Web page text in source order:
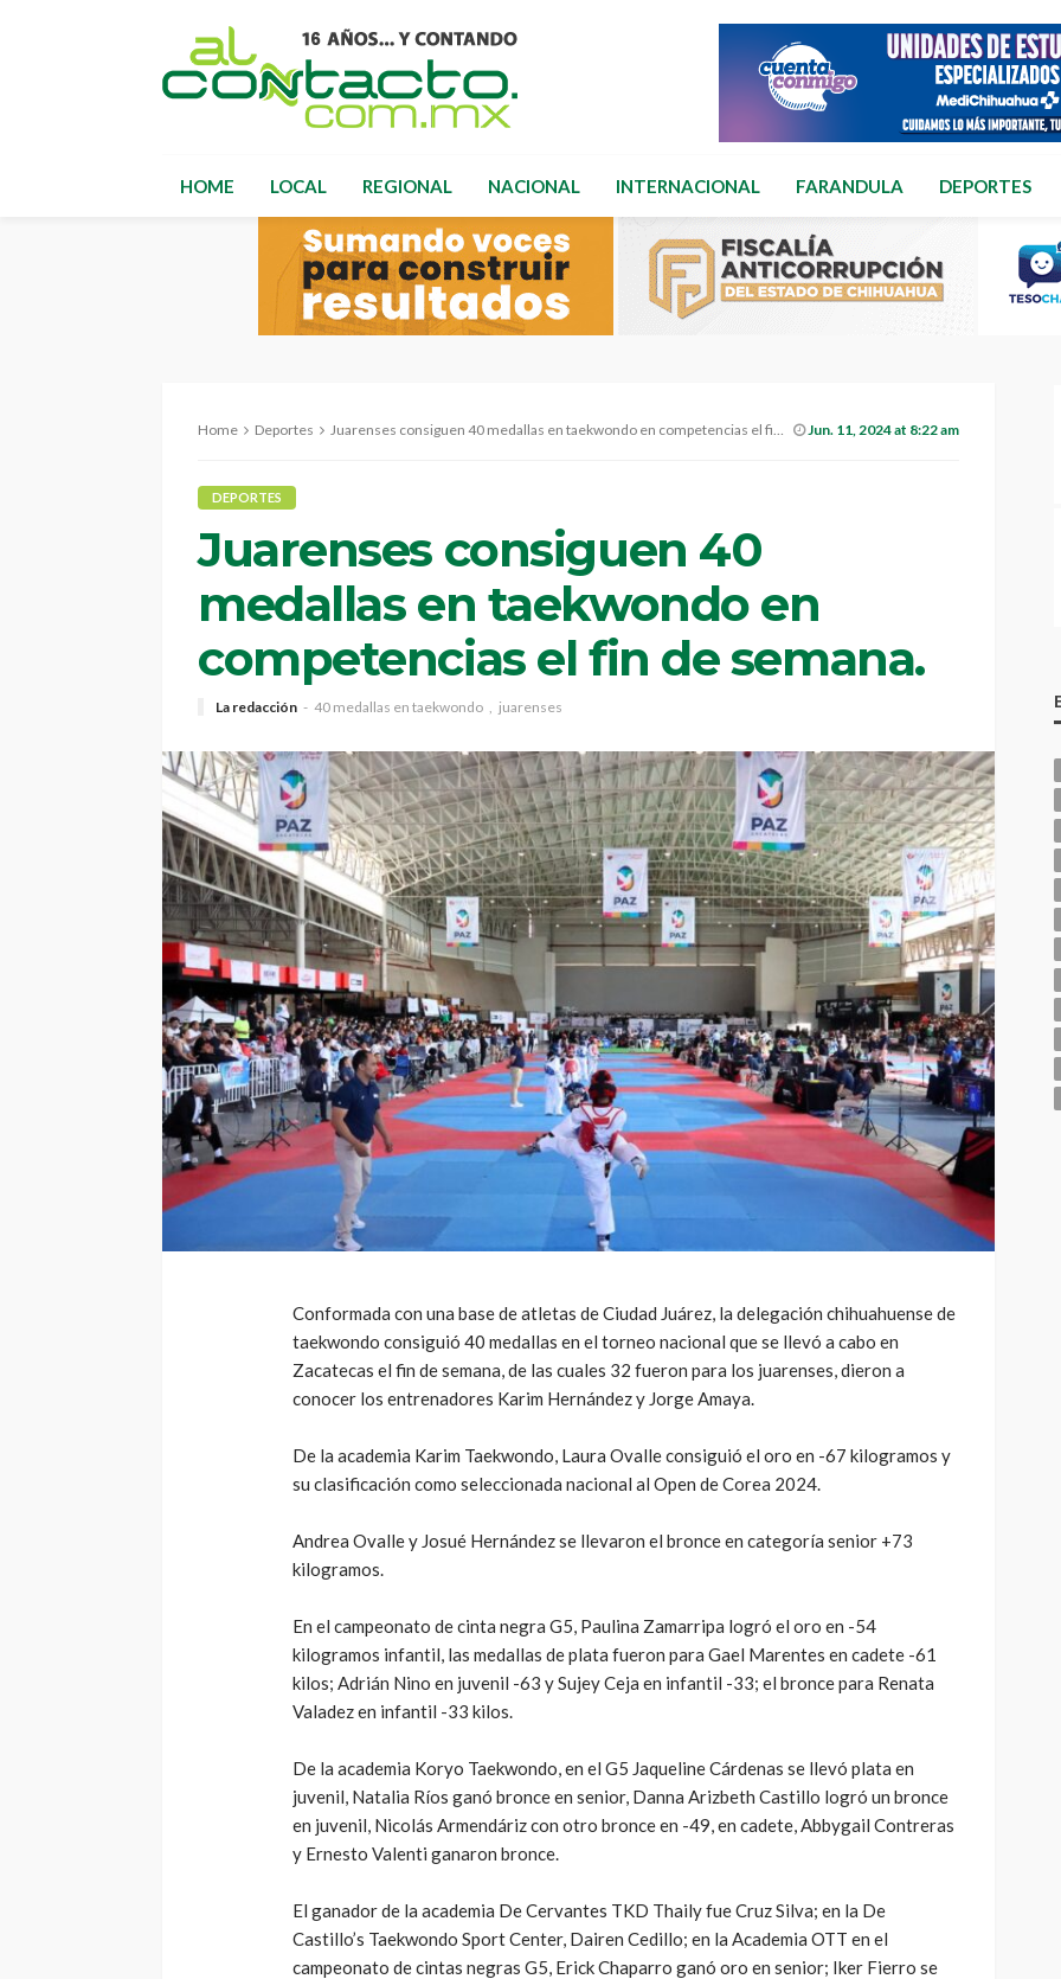
HOME LOCAL REGIONAL NACIONAL INTERNACIONAL FARANDULA DEPORTES
Home Deportes Juarenses consiguen 40 medallas en taekwondo en competencias el fin de semana. Jun. 11, 2024 at 8:22 am
DEPORTES
Juarenses consiguen 40
medallas en taekwondo en
competencias el fin de semana.
La redacción 40 medallas en taekwondo juarenses
Conformada con una base de atletas de Ciudad Juárez, la delegación chihuahuense de
taekwondo consiguió 40 medallas en el torneo nacional que se llevó a cabo en
Zacatecas el fin de semana, de las cuales 32 fueron para los juarenses, dieron a
conocer los entrenadores Karim Hernández y Jorge Amaya.
De la academia Karim Taekwondo, Laura Ovalle consiguió el oro en -67 kilogramos y
su clasificación como seleccionada nacional al Open de Corea 2024.
Andrea Ovalle y Josué Hernández se llevaron el bronce en categoría senior +73
kilogramos.
En el campeonato de cinta negra G5, Paulina Zamarripa logró el oro en -54
kilogramos infantil, las medallas de plata fueron para Gael Marentes en cadete -61
kilos; Adrián Nino en juvenil -63 y Sujey Ceja en infantil -33; el bronce para Renata
Valadez en infantil -33 kilos.
De la academia Koryo Taekwondo, en el G5 Jaqueline Cárdenas se llevó plata en
juvenil, Natalia Ríos ganó bronce en senior, Danna Arizbeth Castillo logró un bronce
en juvenil, Nicolás Armendáriz con otro bronce en -49, en cadete, Abbygail Contreras
y Ernesto Valenti ganaron bronce.
El ganador de la academia De Cervantes TKD Thaily fue Cruz Silva; en la De
Castillo’s Taekwondo Sport Center, Dairen Cedillo; en la Academia OTT en el
campeonato de cintas negras G5, Erick Chaparro ganó oro en senior; Iker Fierro se